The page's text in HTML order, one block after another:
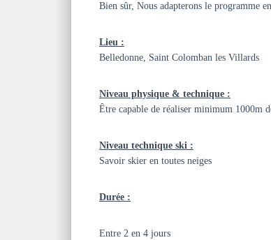
Bien sûr, Nous adapterons le programme
Lieu :
Belledonne, Saint Colomban les Villards
Niveau physique & technique :
Être capable de réaliser minimum 1000m
Niveau technique ski :
Savoir skier en toutes neiges
Durée :
Entre 2 en 4 jours